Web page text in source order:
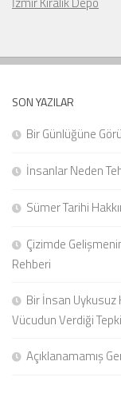
SON YAZILAR
Bir Günlüğüne
İnsanlar Neden
Sümer Tarihi
Çizimde
Rehberi
Bir İnsan Uykusuz
Vücudun Verdiği
Açıklanamamış